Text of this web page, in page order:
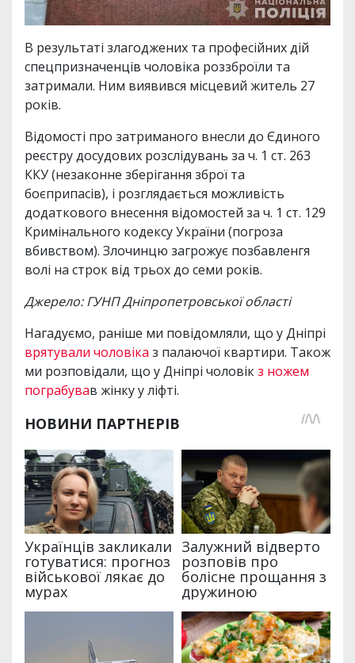
В результаті злагоджених та професійних дій
спецпризначенців чоловіка роззброїли та
затримали. Ним виявився місцевий житель 27
років.
Відомості про затриманого внесли до Єдиного
реєстру досудових розслідувань за ч. 1 ст. 263
ККУ (незаконне зберігання зброї та
боєприпасів), і розглядається можливість
додаткового внесення відомостей за ч. 1 ст. 129
Кримінального кодексу України (погроза
вбивством). Злочинцю загрожує позбавленгя
волі на строк від трьох до семи років.
Джерело: ГУНП Дніпропетровської області
Нагадуємо, раніше ми повідомляли, що у Дніпрі
врятували чоловіка з палаючої квартири. Також
ми розповідали, що у Дніпрі чоловікз ножем
пограбував жінку у ліфті.